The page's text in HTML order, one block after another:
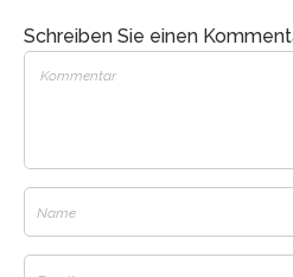
Schreiben Sie einen